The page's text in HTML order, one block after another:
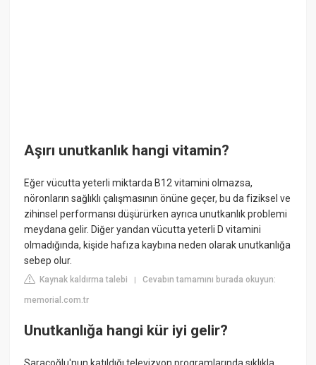
Aşırı unutkanlık hangi vitamin?
Eğer vücutta yeterli miktarda B12 vitamini olmazsa,
nöronların sağlıklı çalışmasının önüne geçer, bu da fiziksel ve
zihinsel performansı düşürürken ayrıca unutkanlık problemi
meydana gelir. Diğer yandan vücutta yeterli D vitamini
olmadığında, kişide hafıza kaybına neden olarak unutkanlığa
sebep olur.
Kaynak kaldırma talebi |Cevabın tamamını burada okuyun:
memorial.com.tr
Unutkanlığa hangi kür iyi gelir?
Saraçoğlu'nun katıldığı televizyon programlarında sıklıkla